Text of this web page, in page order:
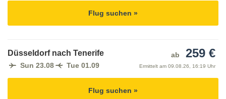
Flug suchen »
Düsseldorf nach Tenerife
Sun 23.08 Tue 01.09
ab 259 €
Ermittelt am 09.08.26, 16:19 Uhr
Flug suchen »